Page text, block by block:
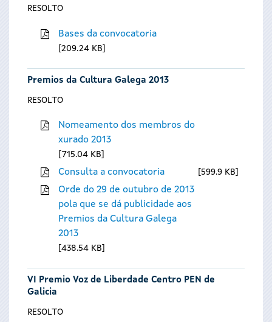
RESOLTO
Bases da convocatoria
209.24 KB
Premios da Cultura Galega 2013
RESOLTO
Nomeamento dos membros do
xurado 2013
715.04 KB
Consulta a convocatoria 599.9 KB
Orde do 29 de outubro de 2013
pola que se dá publicidade aos
Premios da Cultura Galega
2013
438.54 KB
VI Premio Voz de Liberdade Centro PEN de
Galicia
RESOLTO